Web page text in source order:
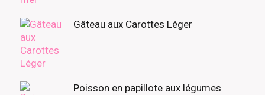
Gâteau aux Carottes Léger
Poisson en papillote aux légumes